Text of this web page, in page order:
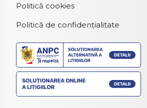
Politică cookies
Politică de confidențialitate